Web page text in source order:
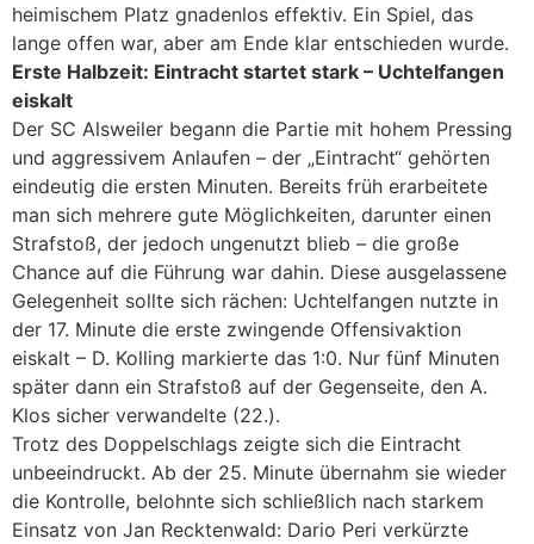
heimischem Platz gnadenlos effektiv. Ein Spiel, das
lange offen war, aber am Ende klar entschieden wurde.
Erste Halbzeit: Eintracht startet stark – Uchtelfangen
eiskalt
Der SC Alsweiler begann die Partie mit hohem Pressing
und aggressivem Anlaufen – der „Eintracht“ gehörten
eindeutig die ersten Minuten. Bereits früh erarbeitete
man sich mehrere gute Möglichkeiten, darunter einen
Strafstoß, der jedoch ungenutzt blieb – die große
Chance auf die Führung war dahin. Diese ausgelassene
Gelegenheit sollte sich rächen: Uchtelfangen nutzte in
der 17. Minute die erste zwingende Offensivaktion
eiskalt – D. Kolling markierte das 1:0. Nur fünf Minuten
später dann ein Strafstoß auf der Gegenseite, den A.
Klos sicher verwandelte (22.).
Trotz des Doppelschlags zeigte sich die Eintracht
unbeeindruckt. Ab der 25. Minute übernahm sie wieder
die Kontrolle, belohnte sich schließlich nach starkem
Einsatz von Jan Recktenwald: Dario Peri verkürzte